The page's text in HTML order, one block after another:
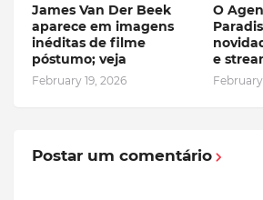
James Van Der Beek
aparece em imagens
inéditas de filme
póstumo; veja
February 19, 2026
O
e
February
Postar um comentário